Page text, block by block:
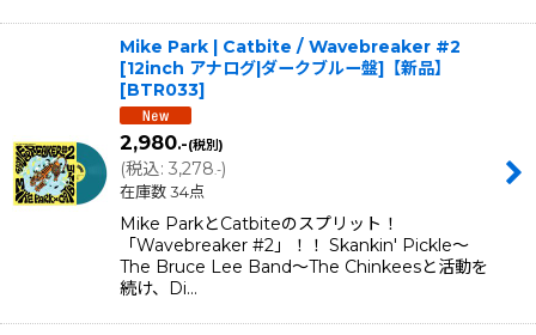
Mike Park | Catbite / Wavebreaker #2
[12inch アナログ|ダークブルー盤]【新品】
[BTR033]
2,980.-(税別)
(税込: 3,278.-)
在庫数 34点
Mike ParkとCatbiteのスプリット！
「Wavebreaker #2」！！ Skankin' Pickle〜
The Bruce Lee Band〜The Chinkeesと活動を
続け、Di…